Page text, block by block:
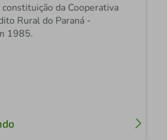
da Cooperativa
Rural do Paraná -
1985.